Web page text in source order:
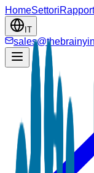
HomeSettori
IT